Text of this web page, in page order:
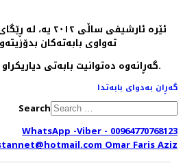
ئێرە ئارشیفی
تەواوی بابەتەکان بدۆزیتەوە. یان لەڕێگەی
گەڕانەوە دەتوانیت بابەتی دیاریکراو بدوزیتەوە. لەگەڵ ڕیزمدا.
گەڕان بەدوای بابەتدا
Search
WhatsApp -Viber - 00964770768123
Omar Faris Aziz